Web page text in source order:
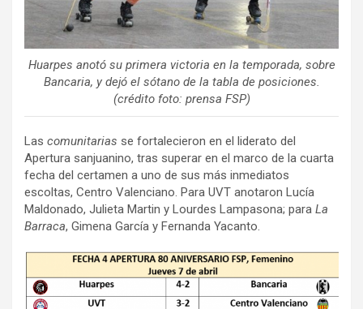
Huarpes anotó su primera victoria en la temporada, sobre
Bancaria, y dejó el sótano de la tabla de posiciones.
(crédito foto: prensa FSP)
Las comunitarias se fortalecieron en el liderato del
Apertura sanjuanino, tras superar en el marco de la cuarta
fecha del certamen a uno de sus más inmediatos
escoltas, Centro Valenciano. Para UVT anotaron Lucía
Maldonado, Julieta Martin y Lourdes Lampasona; para La
Barraca, Gimena García y Fernanda Yacanto.